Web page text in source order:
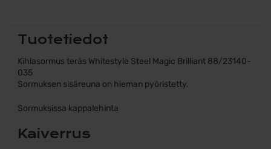
Tuotetiedot
Kihlasormus teräs Whitestyle Steel Magic Brilliant 88/23140-
035
Sormuksen sisäreuna on hieman pyöristetty.
Sormuksissa kappalehinta
Kaiverrus